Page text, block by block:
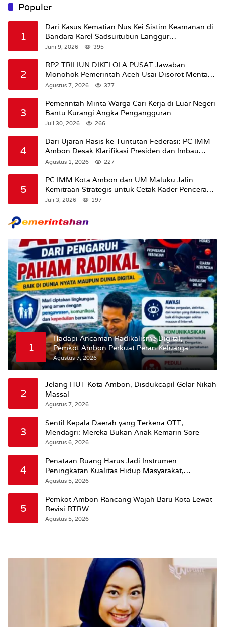
Populer
1
Dari Kasus Kematian Nus Kei Sistim Keamanan di
Bandara Karel Sadsuitubun Langgur
Dipertanyakan
Juni 9, 2026 395
2
RP2 TRILIUN DIKELOLA PUSAT Jawaban
Monohok Pemerintah Aceh Usai Disorot Mentan
Amran Soal Dana Pertanian
Agustus 7, 2026 377
3
Pemerintah Minta Warga Cari Kerja di Luar Negeri
Bantu Kurangi Angka Pengangguran
Juli 30, 2026 266
4
Dari Ujaran Rasis ke Tuntutan Federasi: PC IMM
Ambon Desak Klarifikasi Presiden dan Imbau
Tunda Pengibaran Bendera Merah Putih Di
Agustus 1, 2026 227
5
PC IMM Kota Ambon dan UM Maluku Jalin
Kemitraan Strategis untuk Cetak Kader Pencerah
Bangsa “Membangun Peradaban dari Kampus”
Juli 3, 2026 197
1
Hadapi Ancaman Radikalisme Digital,
Pemkot Ambon Perkuat Peran Keluarga
Agustus 7, 2026
2
Jelang HUT Kota Ambon, Disdukcapil Gelar Nikah
Massal
Agustus 7, 2026
3
Sentil Kepala Daerah yang Terkena OTT,
Mendagri: Mereka Bukan Anak Kemarin Sore
Agustus 6, 2026
4
Penataan Ruang Harus Jadi Instrumen
Peningkatan Kualitas Hidup Masyarakat,
Wattimena: Revisi RT-RW Ditetapkan Pemkot
Agustus 5, 2026
5
Pemkot Ambon Rancang Wajah Baru Kota Lewat
Revisi RTRW
Agustus 5, 2026